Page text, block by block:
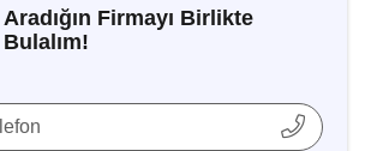
Aradığın Firmayı Birlikte
Bulalım!